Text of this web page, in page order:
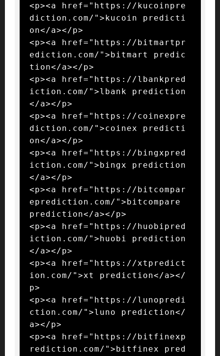
<p><a href="https://kucoinpre
diction.com/">kucoin predicti
on</a></p>
<p><a href="https://bitmartpr
ediction.com/">bitmart predic
tion</a></p>
<p><a href="https://lbankpred
iction.com/">lbank prediction
</a></p>
<p><a href="https://coinexpre
diction.com/">coinex predicti
on</a></p>
<p><a href="https://bingxpred
iction.com/">bingx prediction
</a></p>
<p><a href="https://bitcompar
eprediction.com/">bitcompare
prediction</a></p>
<p><a href="https://huobipred
iction.com/">huobi prediction
</a></p>
<p><a href="https://xtpredict
ion.com/">xt prediction</a></
p>
<p><a href="https://lunopredi
ction.com/">luno prediction</
a></p>
<p><a href="https://bitfinexp
rediction.com/">bitfinex pred